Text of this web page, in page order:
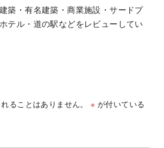
築・有名建築・商業施設・サードプ
テル・道の駅などをレビューしてい
ることはありません。 ※ が付いている